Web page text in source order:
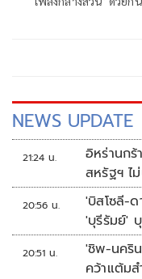
NEWS UPDATE
21:24 น.
อิหร่านก
สหรัฐฯ ไ
20:56 น.
'บิสโซลี-ด
'บุรีรัมย์'
นัดรวด
20:51 น.
'ชิพ-นคริ
คว้าแต้ม